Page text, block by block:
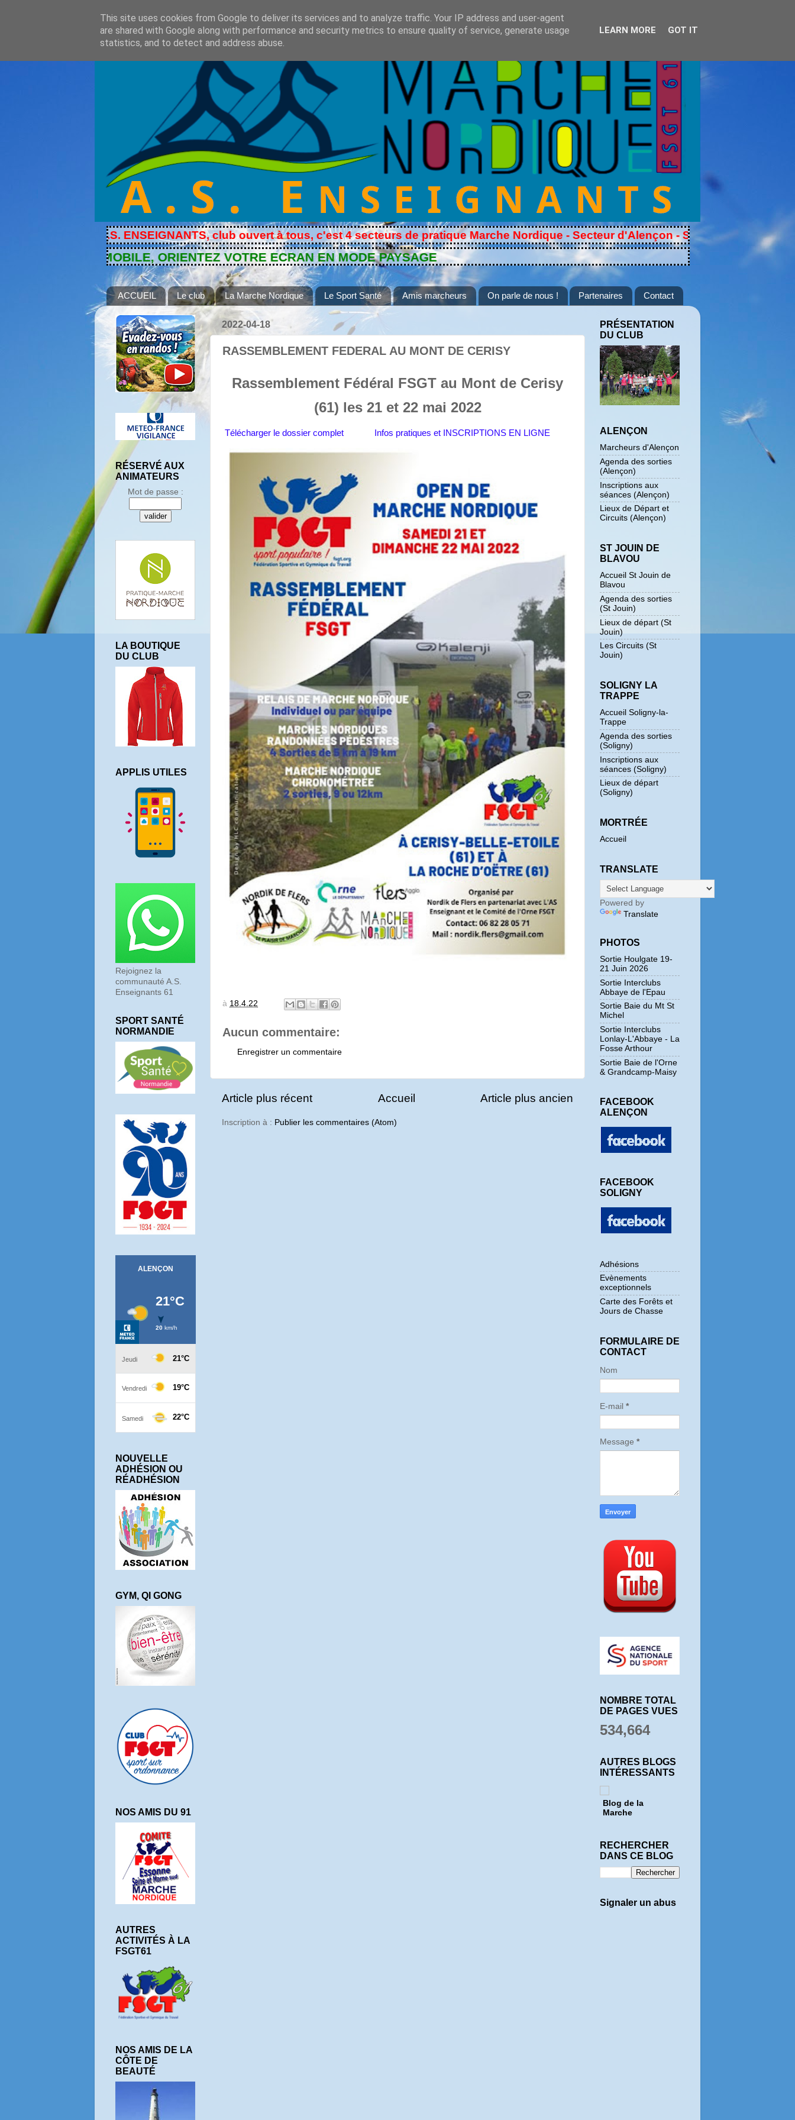
l' A.S. ENSEIGNANTS, club ouvert à tous, c'est 4 secteurs de pratique Marche Nordique - Secteur d'Alençon - Secteur du Mêle sur Sarthe,
MOBILE, ORIENTEZ VOTRE ECRAN EN MODE PAYSAGE
ACCUEIL Le club La Marche Nordique Le Sport Santé Amis marcheurs On parle de nous ! Partenaires Contact
2022-04-18
RASSEMBLEMENT FEDERAL AU MONT DE CERISY
Rassemblement Fédéral FSGT au Mont de Cerisy
(61) les 21 et 22 mai 2022
Télécharger le dossier complet Infos pratiques et INSCRIPTIONS EN LIGNE
à 18.4.22
Aucun commentaire:
Enregistrer un commentaire
Article plus récent Article plus ancien
Accueil
Inscription à : Publier les commentaires (Atom)
RÉSERVÉ AUX
ANIMATEURS
Mot de passe :
LA BOUTIQUE
DU CLUB
APPLIS UTILES
Rejoignez la
communauté A.S.
Enseignants 61
SPORT SANTÉ
NORMANDIE
NOUVELLE
ADHÉSION OU
RÉADHÉSION
GYM, QI GONG
NOS AMIS DU 91
AUTRES
ACTIVITÉS À LA
FSGT61
NOS AMIS DE LA
CÔTE DE
BEAUTÉ
PRÉSENTATION
DU CLUB
ALENÇON
Marcheurs d'Alençon
Agenda des sorties
(Alençon)
Inscriptions aux
séances (Alençon)
Lieux de Départ et
Circuits (Alençon)
ST JOUIN DE
BLAVOU
Accueil St Jouin de
Blavou
Agenda des sorties
(St Jouin)
Lieux de départ (St
Jouin)
Les Circuits (St
Jouin)
SOLIGNY LA
TRAPPE
Accueil Soligny-la-
Trappe
Agenda des sorties
(Soligny)
Inscriptions aux
séances (Soligny)
Lieux de départ
(Soligny)
MORTRÉE
Accueil
TRANSLATE
Powered by
Translate
PHOTOS
Sortie Houlgate 19-
21 Juin 2026
Sortie Interclubs
Abbaye de l'Epau
Sortie Baie du Mt St
Michel
Sortie Interclubs
Lonlay-L'Abbaye - La
Fosse Arthour
Sortie Baie de l'Orne
& Grandcamp-Maisy
FACEBOOK
ALENÇON
FACEBOOK
SOLIGNY
Adhésions
Evènements
exceptionnels
Carte des Forêts et
Jours de Chasse
FORMULAIRE DE
CONTACT
Nom
E-mail *
Message *
NOMBRE TOTAL
DE PAGES VUES
534,664
AUTRES BLOGS
INTÉRESSANTS
Blog de la
Marche
RECHERCHER
DANS CE BLOG
Signaler un abus
This site uses cookies from Google to deliver its services and to analyze traffic. Your IP address and user-agent
are shared with Google along with performance and security metrics to ensure quality of service, generate usage
statistics, and to detect and address abuse.
LEARN MORE GOT IT